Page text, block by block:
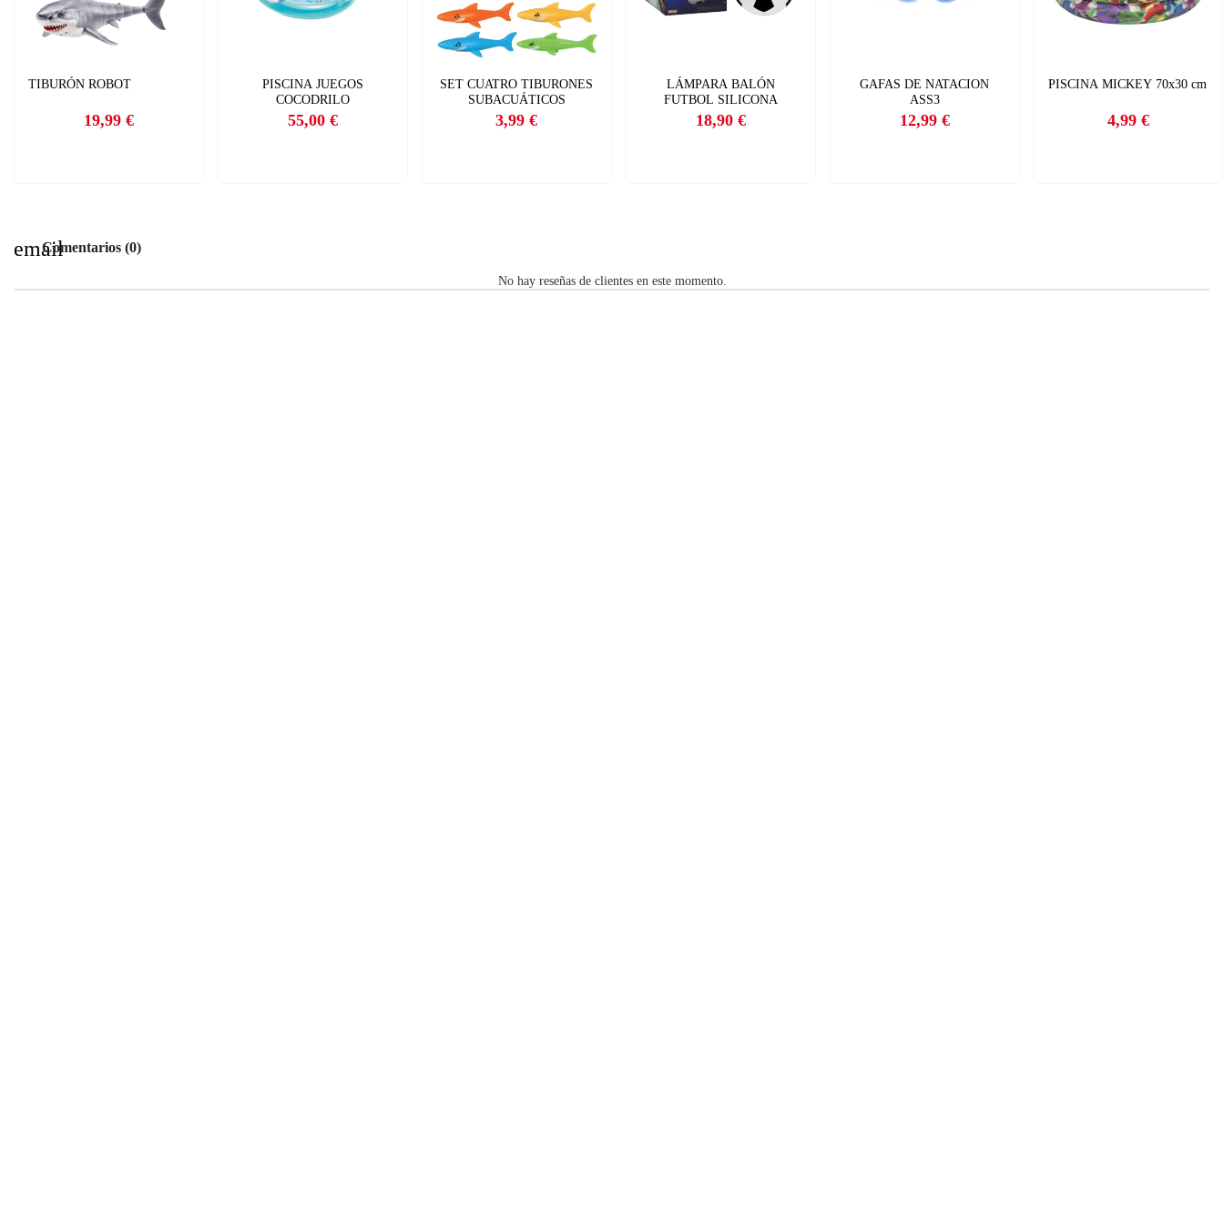
TIBURÓN ROBOT
Precio
19,99 €
PISCINA JUEGOS
COCODRILO
Precio
55,00 €
SET CUATRO TIBURONES
SUBACUÁTICOS
Precio
3,99 €
LÁMPARA BALÓN
FUTBOL SILICONA
Precio
18,90 €
GAFAS DE NATACION
ASS3
Precio
12,99 €
PISCINA MICKEY 70x30 cm
Precio
4,99 €
emailComentarios (0)
No hay reseñas de clientes en este momento.